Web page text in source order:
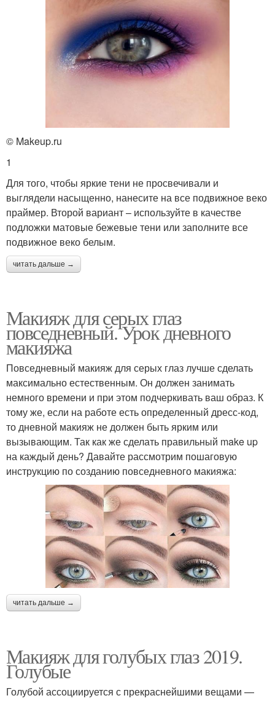
© Makeup.ru
1
Для того, чтобы яркие тени не просвечивали и
выглядели насыщенно, нанесите на все подвижное веко
праймер. Второй вариант – используйте в качестве
подложки матовые бежевые тени или заполните все
подвижное веко белым.
читать дальше →
Макияж для серых глаз
повседневный. Урок дневного
макияжа
Повседневный макияж для серых глаз лучше сделать
максимально естественным. Он должен занимать
немного времени и при этом подчеркивать ваш образ. К
тому же, если на работе есть определенный дресс-код,
то дневной макияж не должен быть ярким или
вызывающим. Так как же сделать правильный make up
на каждый день? Давайте рассмотрим пошаговую
инструкцию по созданию повседневного макияжа:
читать дальше →
Макияж для голубых глаз 2019.
Голубые
Голубой ассоциируется с прекраснейшими вещами —